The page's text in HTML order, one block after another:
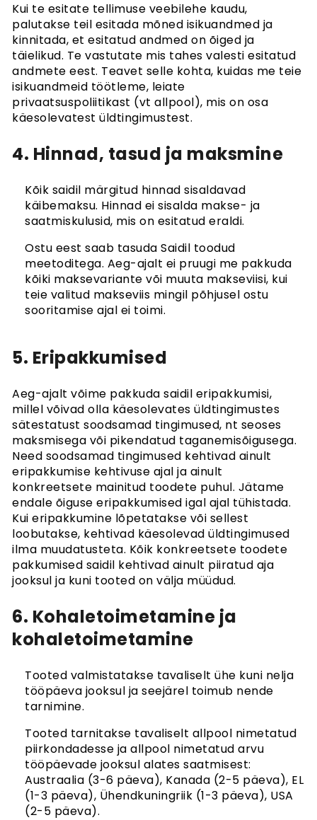
Kui te esitate tellimuse veebilehe kaudu,
palutakse teil esitada mõned isikuandmed ja
kinnitada, et esitatud andmed on õiged ja
täielikud. Te vastutate mis tahes valesti esitatud
andmete eest. Teavet selle kohta, kuidas me teie
isikuandmeid töötleme, leiate
privaatsuspoliitikast (vt allpool), mis on osa
käesolevatest üldtingimustest.
4. Hinnad, tasud ja maksmine
Kõik saidil märgitud hinnad sisaldavad
käibemaksu. Hinnad ei sisalda makse- ja
saatmiskulusid, mis on esitatud eraldi.
Ostu eest saab tasuda Saidil toodud
meetoditega. Aeg-ajalt ei pruugi me pakkuda
kõiki maksevariante või muuta makseviisi, kui
teie valitud makseviis mingil põhjusel ostu
sooritamise ajal ei toimi.
5. Eripakkumised
Aeg-ajalt võime pakkuda saidil eripakkumisi,
millel võivad olla käesolevates üldtingimustes
sätestatust soodsamad tingimused, nt seoses
maksmisega või pikendatud taganemisõigusega.
Need soodsamad tingimused kehtivad ainult
eripakkumise kehtivuse ajal ja ainult
konkreetsete mainitud toodete puhul. Jätame
endale õiguse eripakkumised igal ajal tühistada.
Kui eripakkumine lõpetatakse või sellest
loobutakse, kehtivad käesolevad üldtingimused
ilma muudatusteta. Kõik konkreetsete toodete
pakkumised saidil kehtivad ainult piiratud aja
jooksul ja kuni tooted on välja müüdud.
6. Kohaletoimetamine ja
kohaletoimetamine
Tooted valmistatakse tavaliselt ühe kuni nelja
tööpäeva jooksul ja seejärel toimub nende
tarnimine.
Tooted tarnitakse tavaliselt allpool nimetatud
piirkondadesse ja allpool nimetatud arvu
tööpäevade jooksul alates saatmisest:
Austraalia (3-6 päeva), Kanada (2-5 päeva), EL
(1-3 päeva), Ühendkuningriik (1-3 päeva), USA
(2-5 päeva).